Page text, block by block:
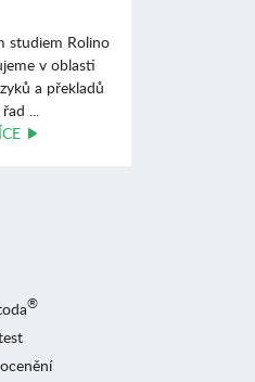
studiem Rolino
v oblasti
a překladů
řad ...
®